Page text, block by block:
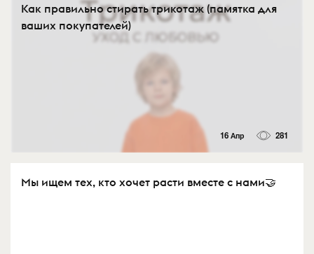
Как правильно стирать трикотаж (памятка для
ваших покупателей)
16 Апр 281
Мы ищем тех, кто хочет расти вместе с нами🤝